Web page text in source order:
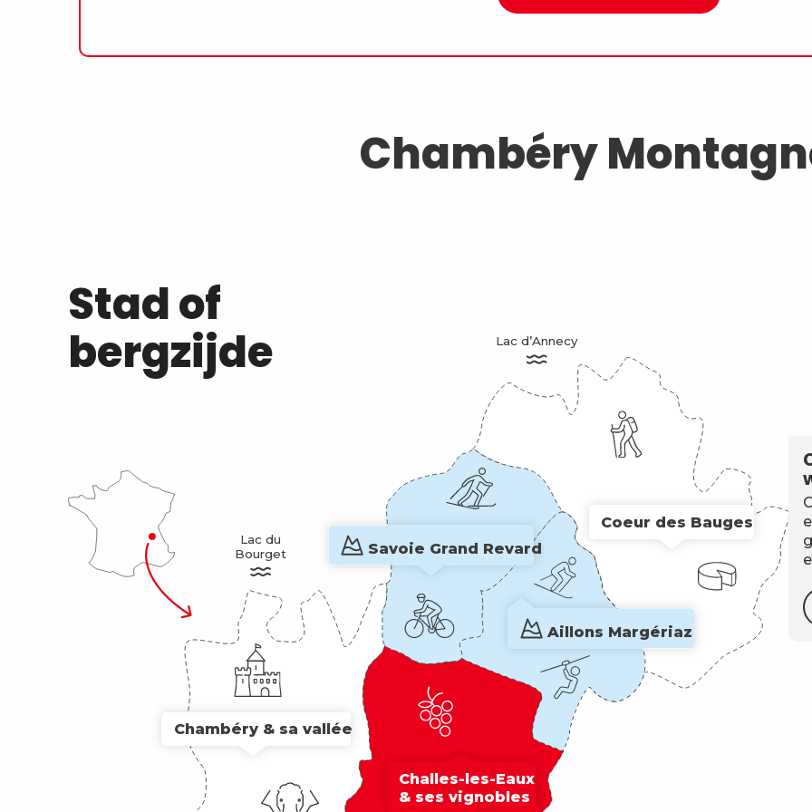
Chambéry
Stad of
bergzijde
Lac d’Annecy
Lac du
Bourget
Coeur des Bauges
Challes-les-Eaux
& ses vignobles
Aillons Margériaz
Chambéry & sa vallée
Savoie Grand Revard